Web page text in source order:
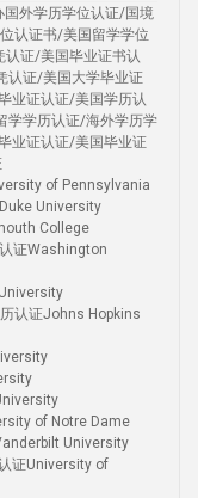
外学历学位认证/国境
认证书/美国留学学位
证/美国毕业证书认
认证/美国大学毕业证
业证认证/美国学历认
学学历认证/海外学历学
业证认证/美国毕业证
of Pennsylvania
University
College
证Washington
认证Johns Hopkins
of Notre Dame
University
证University of